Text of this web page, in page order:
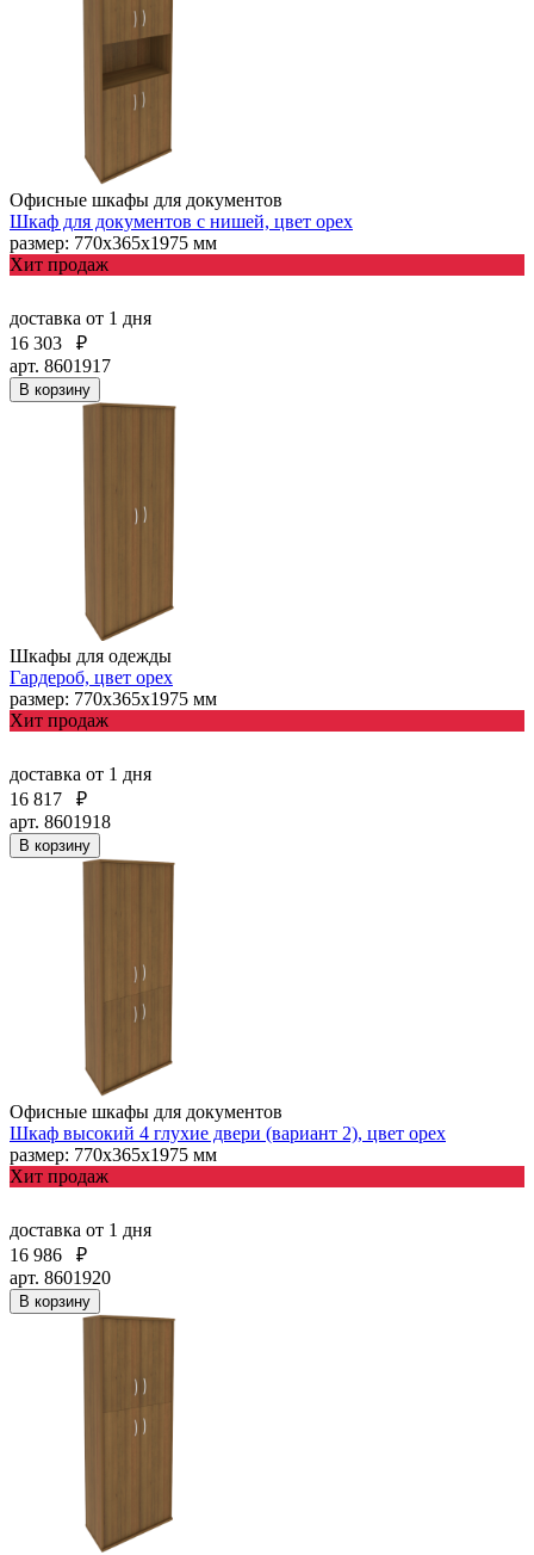
Офисные шкафы для документов
Шкаф для документов с нишей, цвет орех
размер: 770х365х1975 мм
Хит продаж
доставка от 1 дня
16 303
₽
арт. 8601917
В корзину
Шкафы для одежды
Гардероб, цвет орех
размер: 770х365х1975 мм
Хит продаж
доставка от 1 дня
16 817
₽
арт. 8601918
В корзину
Офисные шкафы для документов
Шкаф высокий 4 глухие двери (вариант 2), цвет орех
размер: 770х365х1975 мм
Хит продаж
доставка от 1 дня
16 986
₽
арт. 8601920
В корзину